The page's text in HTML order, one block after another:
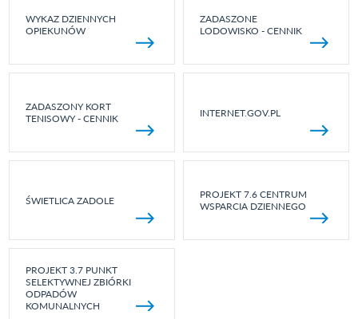
WYKAZ DZIENNYCH
OPIEKUNÓW
ZADASZONE
LODOWISKO - CENNIK
ZADASZONY KORT
TENISOWY - CENNIK
INTERNET.GOV.PL
ŚWIETLICA ZADOLE
PROJEKT 7.6 CENTRUM
WSPARCIA DZIENNEGO
PROJEKT 3.7 PUNKT
SELEKTYWNEJ ZBIÓRKI
ODPADÓW
KOMUNALNYCH